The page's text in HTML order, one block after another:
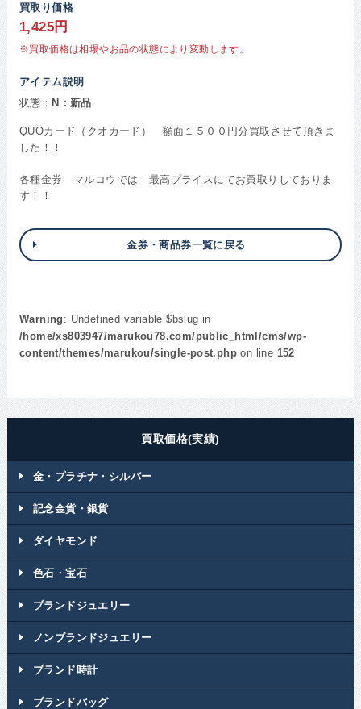
買取り価格
1,425円
※買取価格は相場やお品の状態により変動します。
アイテム説明
状態： N：新品
QUOカード（クオカード） 額面１５００円分買取させて頂きま
した！！
各種金券 マルコウでは 最高プライスにてお買取りしておりま
す！！
金券・商品券一覧に戻る
Warning : Undefined variable $bslug in
/home/xs803947/marukou78.com/public_html/cms/wp-
content/themes/marukou/single-post.php on line 152
買取価格(実績)
金・プラチナ・シルバー
記念金貨・銀貨
ダイヤモンド
色石・宝石
ブランドジュエリー
ノンブランドジュエリー
ブランド時計
ブランドバッグ